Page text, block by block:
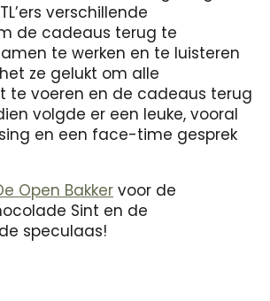
verschillende
de cadeaus terug te
te werken en te luisteren
ze gelukt om alle
te voeren en de cadeaus terug
volgde er een leuke, vooral
en een face-time gesprek
Open Bakker voor de
Sint en de
speculaas!